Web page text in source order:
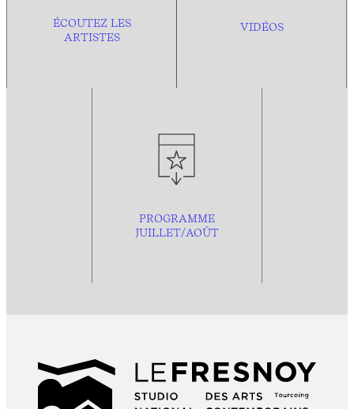
ÉCOUTEZ LES
ARTISTES
VIDÉOS
PROGRAMME
JUILLET/AOÛT